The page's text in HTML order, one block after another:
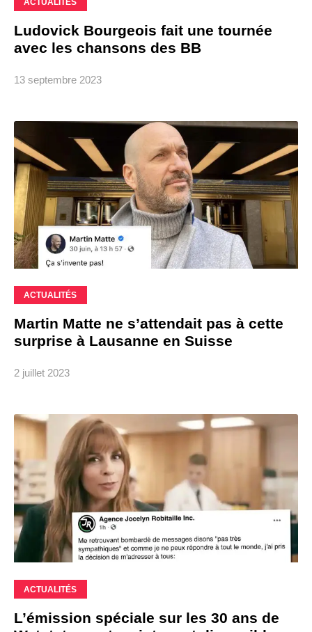
ACTUALITÉS
Ludovick Bourgeois fait une tournée
avec les chansons des BB
13 septembre 2023
ACTUALITÉS
Martin Matte ne s’attendait pas à cette
surprise à Lausanne en Suisse
2 juillet 2023
ACTUALITÉS
L’émission spéciale sur les 30 ans de